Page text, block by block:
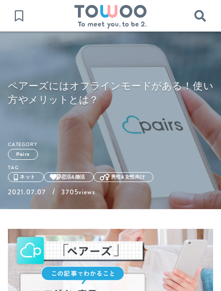
ペアーズにはオフラインモードがある！使い
方やメリットとは？
CATEGORY
Pairs
TAG
ネット 恋活&婚活 男性&女性向け
2021.07.07 /3705views